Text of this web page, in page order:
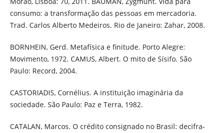
consumo: a transformação das pessoas em mercadoria.
Trad. Carlos Alberto Medeiros. Rio de Janeiro: Zahar, 2008.
BORNHEIN, Gerd. Metafísica e finitude. Porto Alegre:
Movimento, 1972. CAMUS, Albert. O mito de Sísifo. São
Paulo: Record, 2004.
CASTORIADIS, Cornélius. A instituição imaginária da
sociedade. São Paulo: Paz e Terra, 1982.
CATALAN, Marcos. O crédito consignado no Brasil: decifra-